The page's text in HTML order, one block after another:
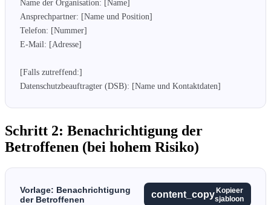
Name der Organisation: [Name]
Ansprechpartner: [Name und Position]
Telefon: [Nummer]
E-Mail: [Adresse]
[Falls zutreffend:]
Datenschutzbeauftragter (DSB): [Name und Kontaktdaten]
Schritt 2: Benachrichtigung der
Betroffenen (bei hohem Risiko)
Vorlage: Benachrichtigung
der Betroffenen
content_copy Kopieer
sjabloon